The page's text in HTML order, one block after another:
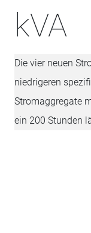
kVA
Die vier neuen
niedrigeren
Stromaggregate
ein 200 Stunden